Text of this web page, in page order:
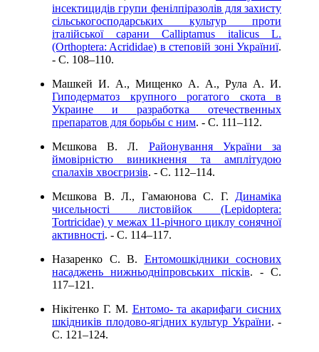
інсектицидів групи фенiлпіразолів для захисту
сільськогосподарських культур проти
італійської сарани Calliptamus italicus L.
(Orthoptera: Acrididae) в степовій зоні Україниї.
- C. 108–110.
Машкей И. А., Мищенко А. А., Рула А. И.
Гиподерматоз крупного рогатого скота в
Украине и разработка отечественных
препаратов для борьбы с ним. - C. 111–112.
Мєшкова В. Л. Районування України за
ймовірністю виникнення та амплітудою
спалахів хвоєгризів. - C. 112–114.
Мєшкова В. Л., Гамаюнова С. Г. Динаміка
чисельності листовійок (Lepidoptera:
Tortricidae) у межах 11-річного циклу сонячної
активності. - C. 114–117.
Назаренко С. В. Ентомошкідники соснових
насаджень нижньодніпровських пісків. - C.
117–121.
Нiкітенко Г. М. Ентомо- та акарифаги сисних
шкідників плодово-ягідних культур України. -
C. 121–124.